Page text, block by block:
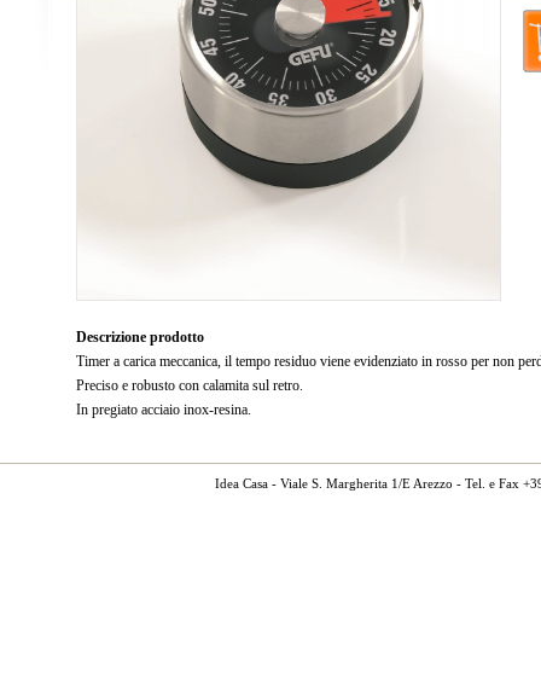
Descrizione prodotto
Timer a carica meccanica, il tempo residuo viene evidenziato in rosso per non
Preciso e robusto con calamita sul retro.
In pregiato acciaio inox-resina.
Idea Casa - Viale S. Margherita 1/E Arezzo - Tel. e Fax